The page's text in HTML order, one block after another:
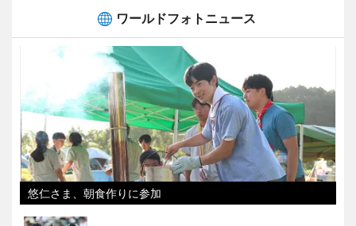
ワールドフォトニュース
悠仁さま、朝食作りに参加